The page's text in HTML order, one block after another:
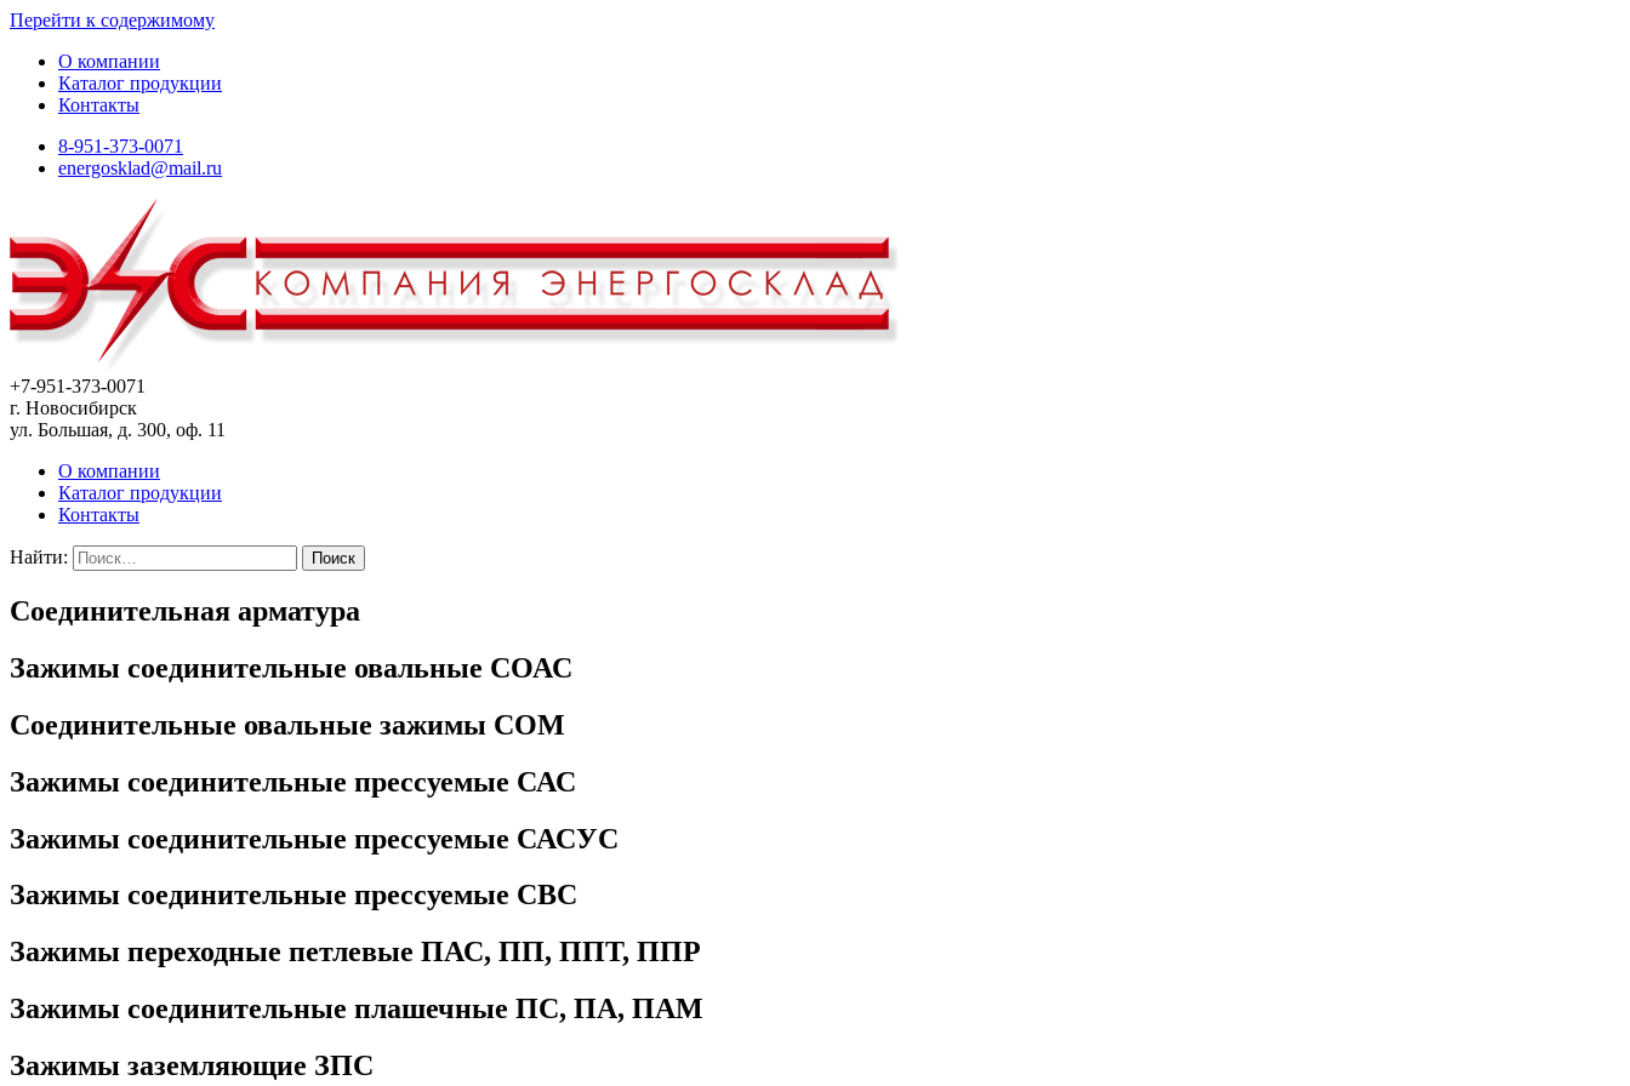
Перейти к содержимому
О компании
Каталог продукции
Контакты
8-951-373-0071
energosklad@mail.ru
+7-951-373-0071
г. Новосибирск
ул. Большая, д. 300, оф. 11
О компании
Каталог продукции
Контакты
Найти:
Соединительная арматура
Зажимы соединительные овальные СОАС
Соединительные овальные зажимы СОМ
Зажимы соединительные прессуемые САС
Зажимы соединительные прессуемые САСУС
Зажимы соединительные прессуемые СВС
Зажимы переходные петлевые ПАС, ПП, ППТ, ППР
Зажимы соединительные плашечные ПС, ПА, ПАМ
Зажимы заземляющие ЗПС